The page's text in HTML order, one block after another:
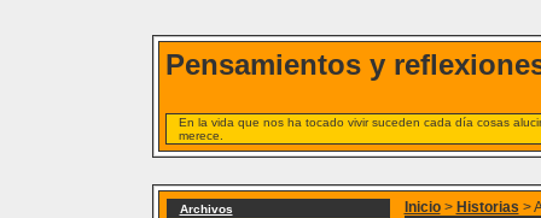
Pensamientos y
En la vida que nos ha tocado vivir suceden cada día cosas
merece.
Archivos Inicio> Historias >